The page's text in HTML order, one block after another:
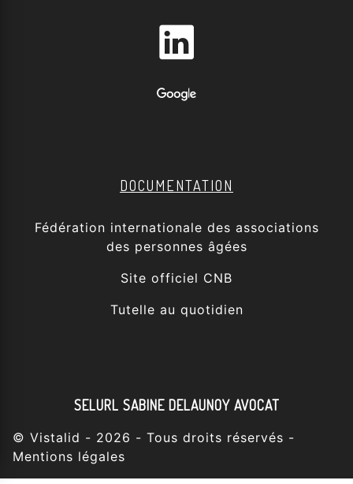
DOCUMENTATION
Fédération internationale des associations
des personnes âgées
Site officiel CNB
Tutelle au quotidien
SELURL SABINE DELAUNOY AVOCAT
© Vistalid - 2026 - Tous droits réservés -
Mentions légales